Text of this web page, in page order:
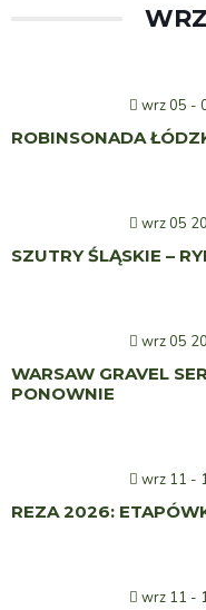
wrz 05 -
ROBINSONADA
wrz 05
SZUTRY ŚLĄSKIE –
wrz 05
WARSAW GRAVEL
PONOWNIE
wrz 11 -
REZA 2026:
wrz 11 -